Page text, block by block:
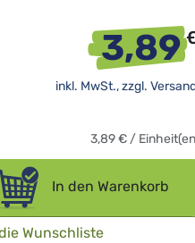
In den Warenkorb
Wunschliste
3,89
inkl. MwSt., zzgl.
3,89€/